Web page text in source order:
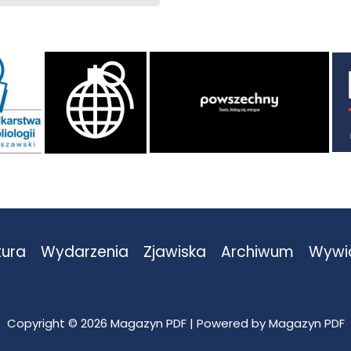
Wydarzenia Zjawiska Archiwum
Copyright © 2026 Magazyn PDF | Powered by Magazyn PDF